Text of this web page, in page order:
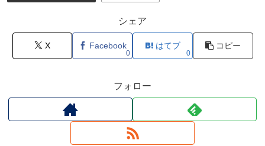
シェア
X Facebook
0
はてブ
0
コピー
フォロー